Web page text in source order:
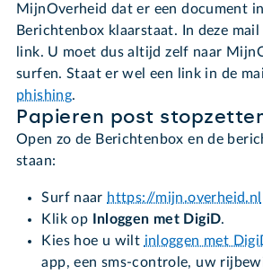
MijnOverheid dat er een document
Berichtenbox klaarstaat. In deze
link. U moet dus altijd zelf naar
surfen. Staat er wel een link in de
phishing.
Papieren post
Open zo de Berichtenbox en de
staan:
Surf naar https://mijn.overheid.nl
Klik op
Inloggen met DigiD.
Kies hoe u wilt inloggen met
app, een sms-controle, uw